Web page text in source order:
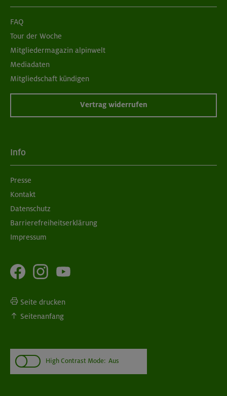
FAQ
Tour der Woche
Mitgliedermagazin alpinwelt
Mediadaten
Mitgliedschaft kündigen
Vertrag widerrufen
Info
Presse
Kontakt
Datenschutz
Barrierefreiheitserklärung
Impressum
Seite drucken
Seitenanfang
High Contrast Mode: Aus